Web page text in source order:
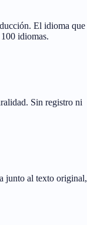
El idioma que
idiomas.
Sin registro ni
junto al texto original,